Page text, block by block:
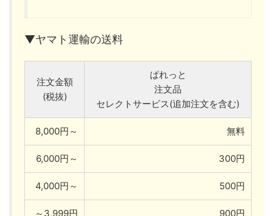
▼ヤマト運輸の送料
注文金額
(税抜)
ぱれっと
注文品
セレクトサービス(追加注文を含む)
8,000円～ 無料
6,000円～ 300円
4,000円～ 500円
～3,999円 900円